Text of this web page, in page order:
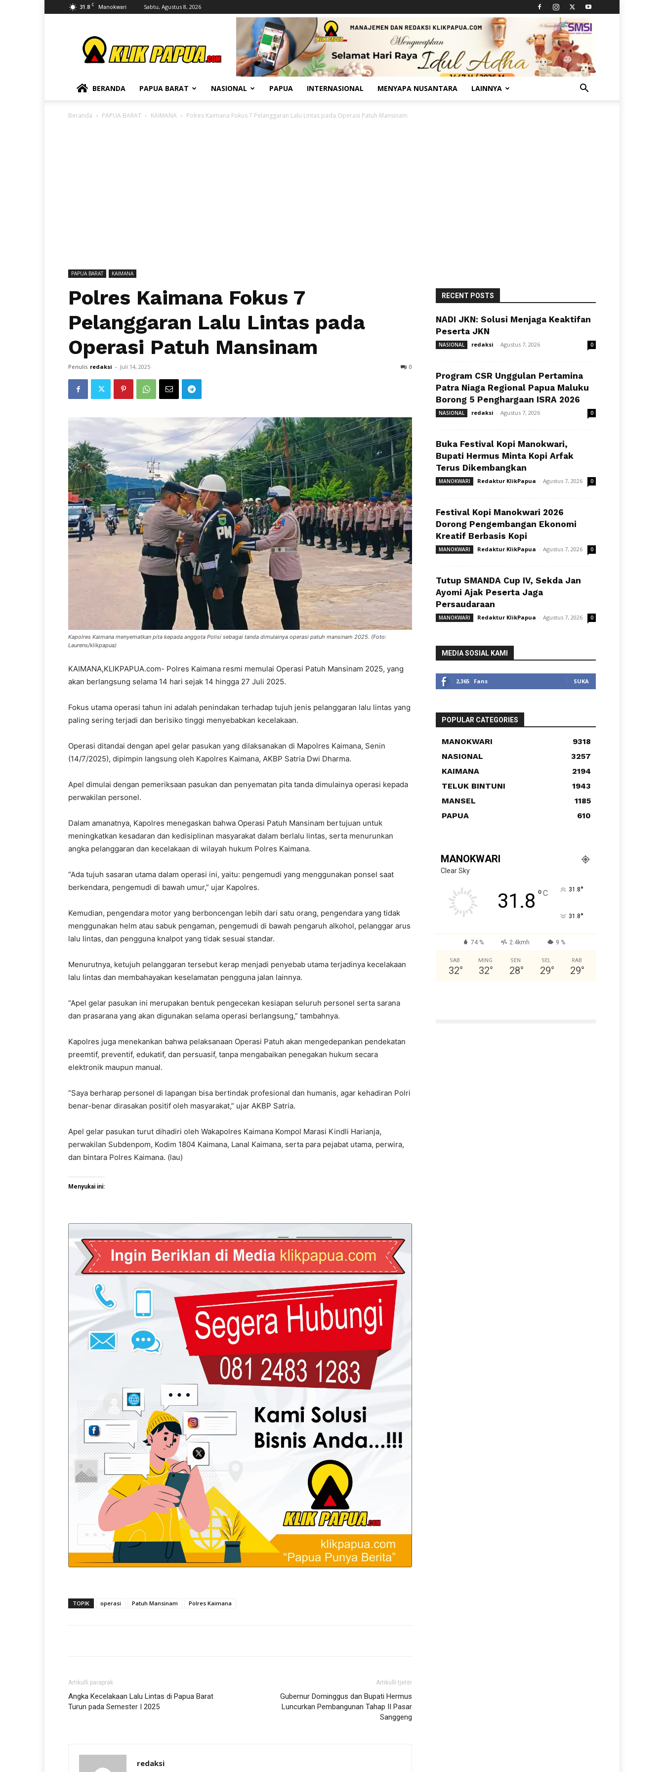
31.8 C Manokwari Sabtu, Agustus 8, 2026
BERANDA PAPUA BARAT NASIONAL PAPUA INTERNASIONAL MENYAPA NUSANTARA LAINNYA
Beranda PAPUA BARAT KAIMANA Polres Kaimana Fokus 7 Pelanggaran Lalu Lintas pada Operasi Patuh Mansinam
PAPUA BARAT KAIMANA
Polres Kaimana Fokus 7
Pelanggaran Lalu Lintas pada
Operasi Patuh Mansinam
Penulis redaksi - Juli 14, 2025 0
Kapolres Kaimana menyematkan pita kepada anggota Polisi sebagai tanda dimulainya operasi patuh mansinam 2025. (Foto:
Laurens/klikpapua)
KAIMANA,KLIKPAPUA.com- Polres Kaimana resmi memulai Operasi Patuh Mansinam 2025, yang
akan berlangsung selama 14 hari sejak 14 hingga 27 Juli 2025.
Fokus utama operasi tahun ini adalah penindakan terhadap tujuh jenis pelanggaran lalu lintas yang
paling sering terjadi dan berisiko tinggi menyebabkan kecelakaan.
Operasi ditandai dengan apel gelar pasukan yang dilaksanakan di Mapolres Kaimana, Senin
(14/7/2025), dipimpin langsung oleh Kapolres Kaimana, AKBP Satria Dwi Dharma.
Apel dimulai dengan pemeriksaan pasukan dan penyematan pita tanda dimulainya operasi kepada
perwakilan personel.
Dalam amanatnya, Kapolres menegaskan bahwa Operasi Patuh Mansinam bertujuan untuk
meningkatkan kesadaran dan kedisiplinan masyarakat dalam berlalu lintas, serta menurunkan
angka pelanggaran dan kecelakaan di wilayah hukum Polres Kaimana.
“Ada tujuh sasaran utama dalam operasi ini, yaitu: pengemudi yang menggunakan ponsel saat
berkendara, pengemudi di bawah umur,” ujar Kapolres.
Kemudian, pengendara motor yang berboncengan lebih dari satu orang, pengendara yang tidak
menggunakan helm atau sabuk pengaman, pengemudi di bawah pengaruh alkohol, pelanggar arus
lalu lintas, dan pengguna knalpot yang tidak sesuai standar.
Menurutnya, ketujuh pelanggaran tersebut kerap menjadi penyebab utama terjadinya kecelakaan
lalu lintas dan membahayakan keselamatan pengguna jalan lainnya.
“Apel gelar pasukan ini merupakan bentuk pengecekan kesiapan seluruh personel serta sarana
dan prasarana yang akan digunakan selama operasi berlangsung,” tambahnya.
Kapolres juga menekankan bahwa pelaksanaan Operasi Patuh akan mengedepankan pendekatan
preemtif, preventif, edukatif, dan persuasif, tanpa mengabaikan penegakan hukum secara
elektronik maupun manual.
“Saya berharap personel di lapangan bisa bertindak profesional dan humanis, agar kehadiran Polri
benar-benar dirasakan positif oleh masyarakat,” ujar AKBP Satria.
Apel gelar pasukan turut dihadiri oleh Wakapolres Kaimana Kompol Marasi Kindli Harianja,
perwakilan Subdenpom, Kodim 1804 Kaimana, Lanal Kaimana, serta para pejabat utama, perwira,
dan bintara Polres Kaimana. (lau)
Menyukai ini:
TOPIK operasi Patuh Mansinam Polres Kaimana
Artikulli paraprak
Angka Kecelakaan Lalu Lintas di Papua Barat
Turun pada Semester I 2025
Artikulli tjetër
Gubernur Dominggus dan Bupati Hermus
Luncurkan Pembangunan Tahap II Pasar
Sanggeng
redaksi
RECENT POSTS
NADI JKN: Solusi Menjaga Keaktifan
Peserta JKN
NASIONAL redaksi - Agustus 7, 2026 0
Program CSR Unggulan Pertamina
Patra Niaga Regional Papua Maluku
Borong 5 Penghargaan ISRA 2026
NASIONAL redaksi - Agustus 7, 2026 0
Buka Festival Kopi Manokwari,
Bupati Hermus Minta Kopi Arfak
Terus Dikembangkan
MANOKWARI Redaktur KlikPapua - Agustus 7, 2026 0
Festival Kopi Manokwari 2026
Dorong Pengembangan Ekonomi
Kreatif Berbasis Kopi
MANOKWARI Redaktur KlikPapua - Agustus 7, 2026 0
Tutup SMANDA Cup IV, Sekda Jan
Ayomi Ajak Peserta Jaga
Persaudaraan
MANOKWARI Redaktur KlikPapua - Agustus 7, 2026 0
MEDIA SOSIAL KAMI
2,365 Fans SUKA
POPULAR CATEGORIES
MANOKWARI
9318
NASIONAL
3257
KAIMANA
2194
TELUK BINTUNI
1943
MANSEL
1185
PAPUA
610
MANOKWARI
Clear Sky
31.8 °C 31.8°
31.8°
74 % 2.4kmh 9 %
SAB
32°
MING
32°
SEN
28°
SEL
29°
RAB
29°